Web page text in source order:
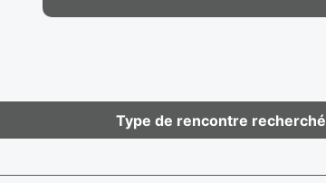
Type de rencontre recherché